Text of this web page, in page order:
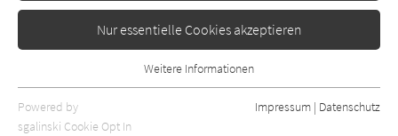
Nur essentielle Cookies akzeptieren
Essentielle Cookies werden für grundlegende Funktionen der
Webseite benötigt. Dadurch ist gewährleistet, dass die Webseite
Weitere Informationen
Powered by
sgalinski Cookie Opt In
Impressum | Datenschutz